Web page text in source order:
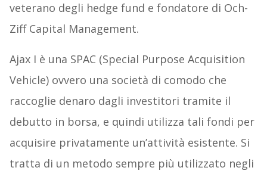
veterano degli hedge fund e fondatore di Och-
Ziff Capital Management.
Ajax I è una SPAC (Special Purpose Acquisition
Vehicle) ovvero una società di comodo che
raccoglie denaro dagli investitori tramite il
debutto in borsa, e quindi utilizza tali fondi per
acquisire privatamente un’attività esistente. Si
tratta di un metodo sempre più utilizzato negli